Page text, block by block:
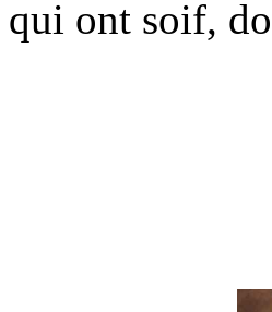
qui ont soif,